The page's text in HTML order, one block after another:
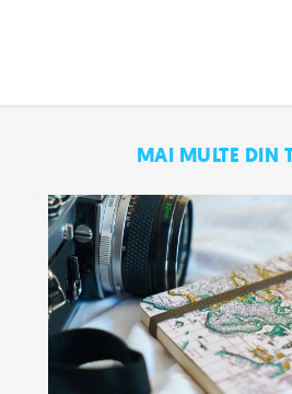
MAI MULTE DIN